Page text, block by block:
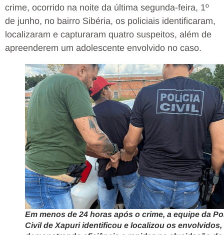
crime, ocorrido na noite da última segunda-feira, 1º
de junho, no bairro Sibéria, os policiais identificaram,
localizaram e capturaram quatro suspeitos, além de
apreenderem um adolescente envolvido no caso.
Em menos de 24 horas após o crime, a equipe da
Civil de Xapuri identificou e localizou os envolvidos,